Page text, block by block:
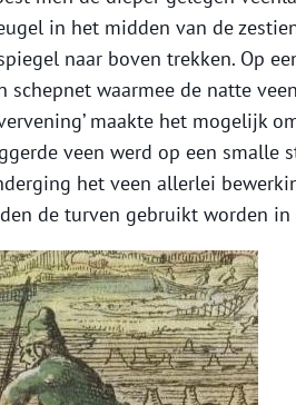
in het midden van de
naar boven trekken. Op
schepnet waarmee de natte
maakte het mogelijk
veen werd op een smalle
het veen allerlei
de turven gebruikt worden in